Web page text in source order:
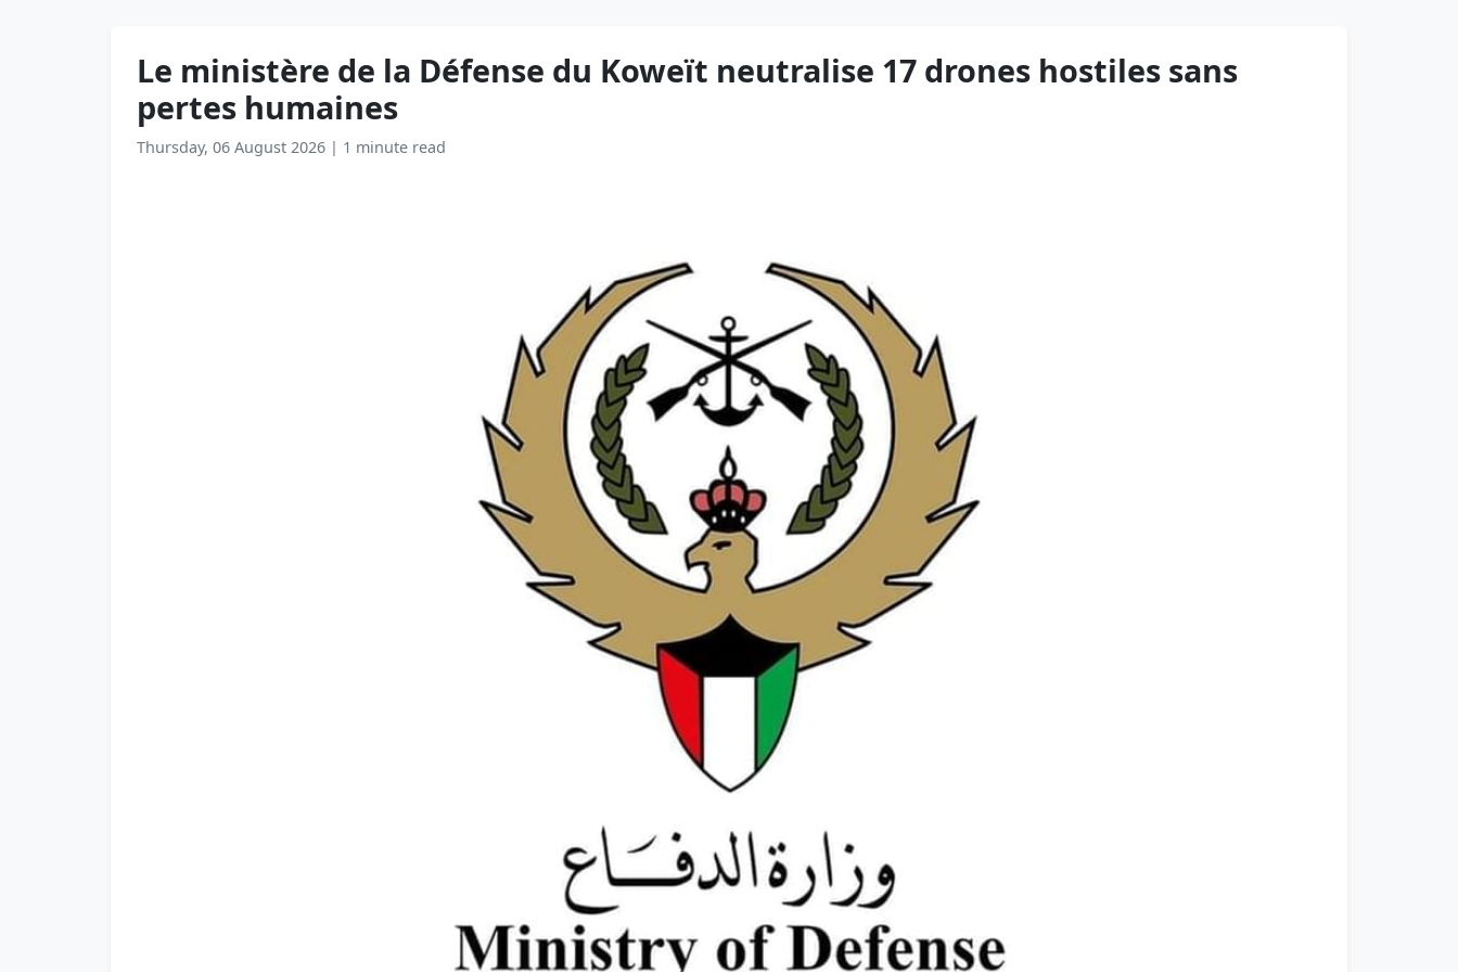
Le ministère de la Défense du Koweït neutralise 17 drones hostiles sans
pertes humaines
Thursday, 06 August 2026 | 1 minute read